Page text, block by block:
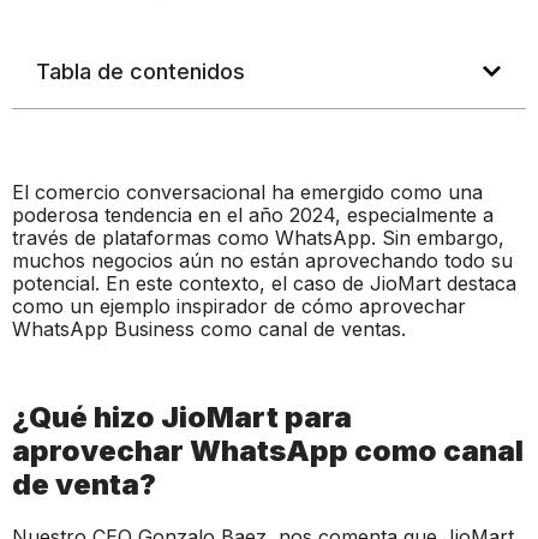
Tabla de contenidos
El comercio conversacional ha emergido como una
poderosa tendencia en el año 2024, especialmente a
través de plataformas como WhatsApp. Sin embargo,
muchos negocios aún no están aprovechando todo su
potencial. En este contexto, el caso de JioMart destaca
como un ejemplo inspirador de cómo aprovechar
WhatsApp Business como canal de ventas.
¿Qué hizo JioMart para
aprovechar WhatsApp como canal
de venta?